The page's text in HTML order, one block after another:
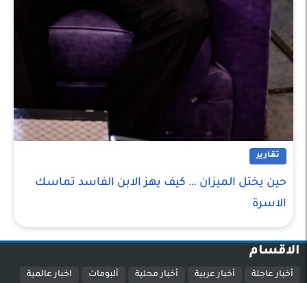
تقارير
حين يختل الميزان … كيف يهز الابن الفاسد تماسك
الاسرة
الاقسام
أخبار عاجلة أخبار عربية أخبار محلية ألبومات اخبار عالمية